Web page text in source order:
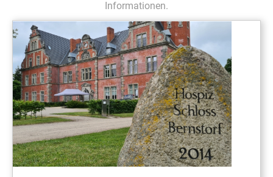
Informationen.